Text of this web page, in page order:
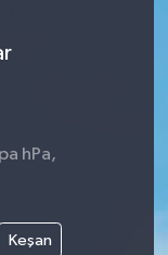
hPa,
Keşan